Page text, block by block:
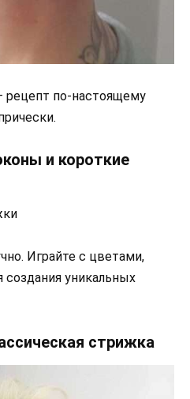
рецепт по-настоящему
и короткие
Играйте с цветами,
создания уникальных
стрижка